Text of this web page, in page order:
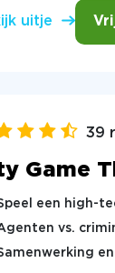
uitje
39
Game
een high-
vs.